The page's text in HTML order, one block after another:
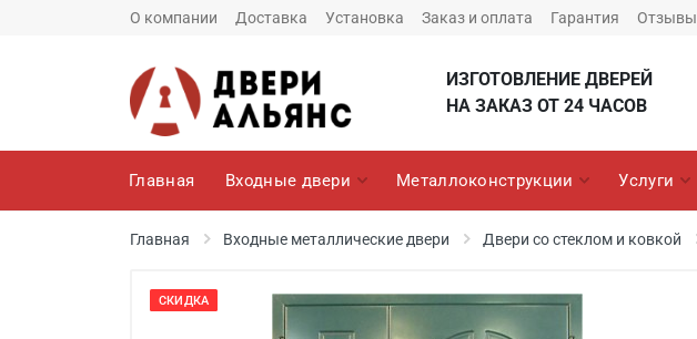
О компании Доставка Установка Заказ и оплата Гарантия Отзывы
ИЗГОТОВЛЕНИЕ ДВЕРЕЙ
НА ЗАКАЗ ОТ 24 ЧАСОВ
Главная Входные двери Металлоконструкции Услуги
Главная Входные металлические двери Двери со стеклом и ковкой
СКИДКА